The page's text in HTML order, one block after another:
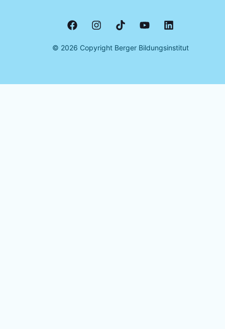
© 2026 Copyright Berger Bildungsinstitut